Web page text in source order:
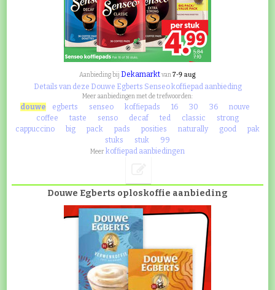
Aanbieding bij Dekamarktvan7-9 aug
Details van deze Douwe Egberts Senseo koffiepad aanbieding
Meer aanbiedingen met de trefwoorden:
douwe egberts senseo koffiepads 16 30 36
nouve
coffee
taste senso decaf ted classic
strong
cappuccino
big pack pads posities naturally good
pak
stuks
stuk 99
Meer koffiepad aanbiedingen
Douwe Egberts oploskoffie aanbieding